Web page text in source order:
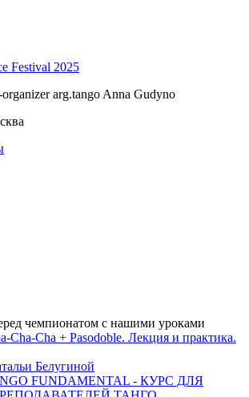
Festival 2025
arg.tango Anna Gudyno
чемпионатом с нашими уроками
Cha-Cha + Pasodoble. Лекция и практика.
Белугиной
FUNDAMENTAL - КУРС ДЛЯ